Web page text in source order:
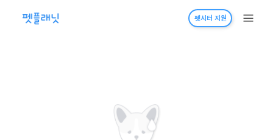
펫시터 지원